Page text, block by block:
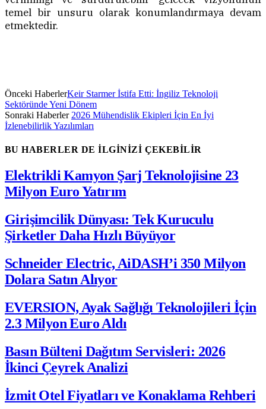
temel bir unsuru olarak konumlandırmaya devam
etmektedir.
Önceki HaberlerKeir Starmer İstifa Etti: İngiliz Teknoloji
Sektöründe Yeni Dönem
Sonraki Haberler2026 Mühendislik Ekipleri İçin En İyi
İzlenebilirlik Yazılımları
BU HABERLER DE İLGİNİZİ ÇEKEBİLİR
Elektrikli Kamyon Şarj Teknolojisine 23
Milyon Euro Yatırım
Girişimcilik Dünyası: Tek Kuruculu
Şirketler Daha Hızlı Büyüyor
Schneider Electric, AiDASH’i 350 Milyon
Dolara Satın Alıyor
EVERSION, Ayak Sağlığı Teknolojileri İçin
2.3 Milyon Euro Aldı
Basın Bülteni Dağıtım Servisleri: 2026
İkinci Çeyrek Analizi
İzmit Otel Fiyatları ve Konaklama Rehberi